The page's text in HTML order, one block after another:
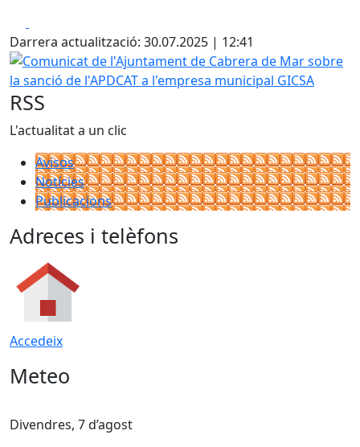
Darrera actualització: 30.07.2025 | 12:41
Comunicat de l'Ajuntament de Cabrera de Mar sobre la
RSS
L'actualitat a un clic
Avisos
Notícies
Publicacions
Adreces i telèfons
Accedeix
Meteo
Divendres, 7 d’agost